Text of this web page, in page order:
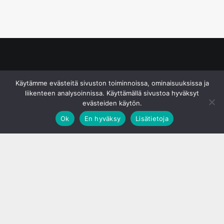
Käytämme evästeitä sivuston toiminnoissa, ominaisuuksissa ja
liikenteen analysoinnissa. Käyttämällä sivustoa hyväksyt
evästeiden käytön.
Ok
En hyväksy Lisätietoja